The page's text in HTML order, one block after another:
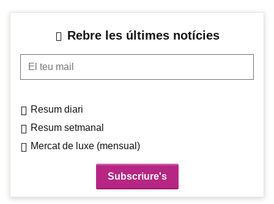
Rebre les últimes notícies
El teu mail
Resum diari
Resum setmanal
Mercat de luxe (mensual)